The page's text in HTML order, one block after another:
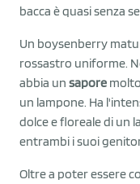
bacca è quasi senza
Un boysenberry
rossastro uniforme.
abbia un sapore
un lampone. Ha
dolce e floreale di un
entrambi i suoi
Oltre a poter essere